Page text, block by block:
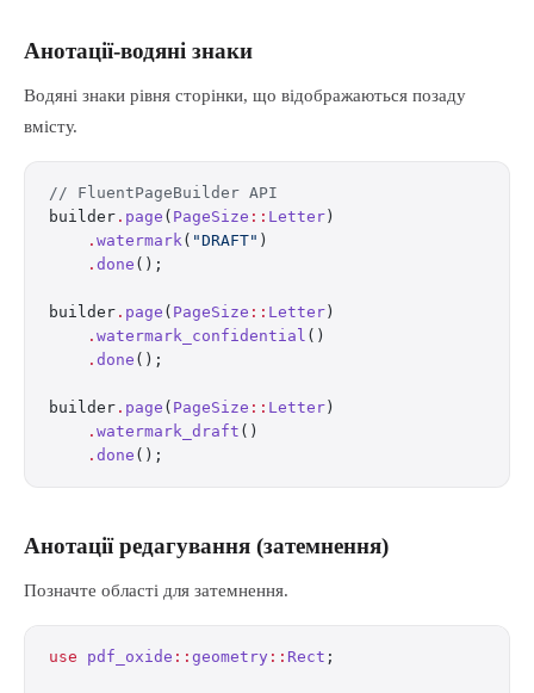
Анотації-водяні знаки
Водяні знаки рівня сторінки, що відображаються позаду
вмісту.
// FluentPageBuilder API
builder . page ( PageSize :: Letter )
    .
watermark( "DRAFT" )
    .
done ();
builder . page ( PageSize :: Letter )
    .
watermark_confidential ()
    .
done ();
builder . page ( PageSize :: Letter )
    .
watermark_draft ()
    .
done ();
Анотації редагування (затемнення)
Позначте області для затемнення.
use pdf_oxide :: geometry :: Rect ;